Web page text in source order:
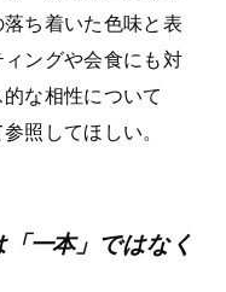
ち着いた色味と表
ングや会食にも対
な相性について
照してほしい。
一本」ではなく